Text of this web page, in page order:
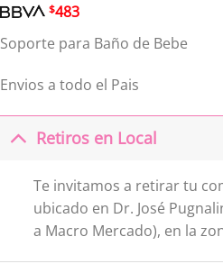
$483
Soporte para Baño de Bebe
Envios a todo el Pais
Retiros en Local
Te invitamos a retirar tu
ubicado en Dr. José
a Macro Mercado), en la